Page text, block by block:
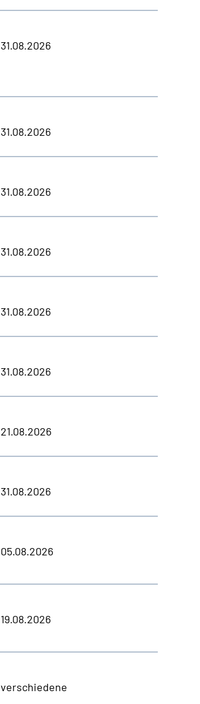
31.08.2026
31.08.2026
31.08.2026
31.08.2026
31.08.2026
31.08.2026
21.08.2026
31.08.2026
05.08.2026
19.08.2026
verschiedene